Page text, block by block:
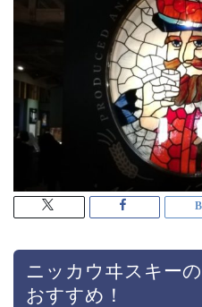
ニッカウヰスキー
おすすめ！